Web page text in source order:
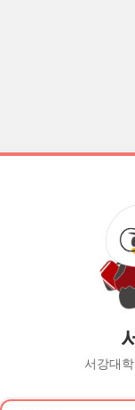
서강대